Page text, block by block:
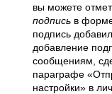
вы можете
подпись в
подпись
добавление
сообщениям,
параграфе
настройки» в